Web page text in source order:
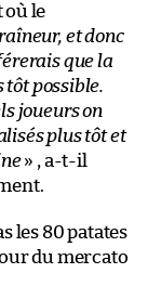
où le
et donc
que la
tôt possible.
joueurs on
plus tôt et
» , a-t-il
les 80 patates
du mercato